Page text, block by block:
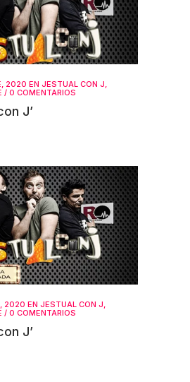
2020 EN JESTUAL CON J,
/ 0 COMENTARIOS
J’
2020 EN JESTUAL CON J,
/ 0 COMENTARIOS
J’